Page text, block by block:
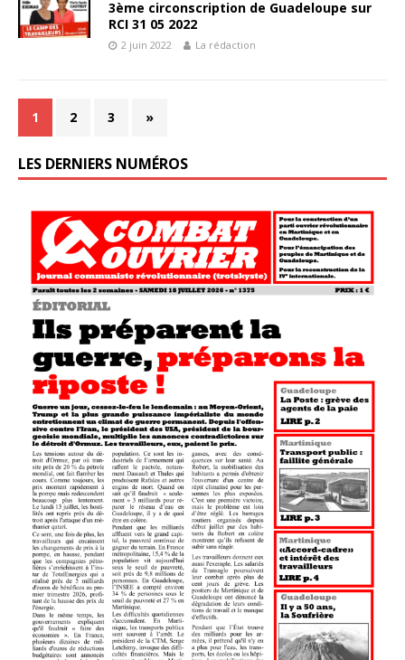
3ème circonscription de Guadeloupe sur
RCI 31 05 2022
2 juin 2022 La rédaction
1 2 3 »
LES DERNIERS NUMÉROS